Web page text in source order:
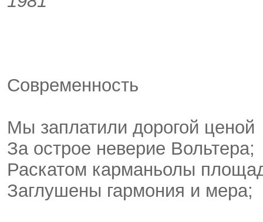
Современность
Мы заплатили дорогой ценой
За острое неверие Вольтера;
Раскатом карманьолы
Заглушены гармония и мера;